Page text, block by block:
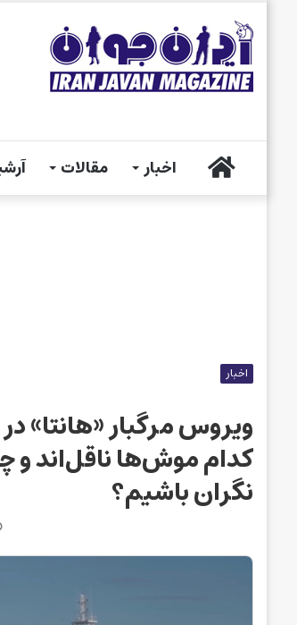
خانه اخبار مقالات
اخبار
ویروس مرگبار «هانتا» در
کدام موش‌ها ناقل‌اند و
نگران باشیم؟